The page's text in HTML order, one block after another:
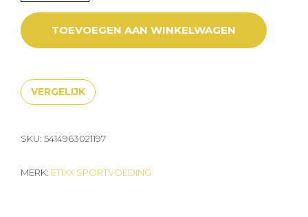
TOEVOEGEN AAN WINKELWAGEN
VERGELIJK
SKU: 5414963021197
MERK: ETIXX SPORTVOEDING